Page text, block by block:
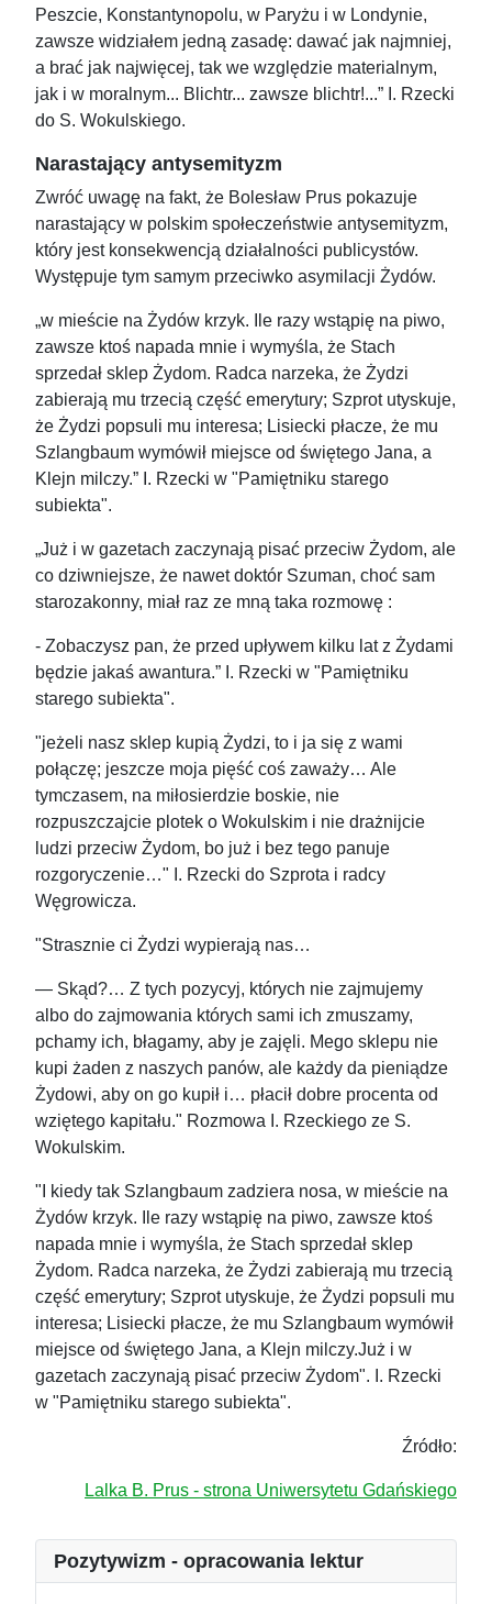
Peszcie, Konstantynopolu, w Paryżu i w Londynie,
zawsze widziałem jedną zasadę: dawać jak najmniej,
a brać jak najwięcej, tak we względzie materialnym,
jak i w moralnym... Blichtr... zawsze blichtr!...” I. Rzecki
do S. Wokulskiego.
Narastający antysemityzm
Zwróć uwagę na fakt, że Bolesław Prus pokazuje
narastający w polskim społeczeństwie antysemityzm,
który jest konsekwencją działalności publicystów.
Występuje tym samym przeciwko asymilacji Żydów.
„w mieście na Żydów krzyk. Ile razy wstąpię na piwo,
zawsze ktoś napada mnie i wymyśla, że Stach
sprzedał sklep Żydom. Radca narzeka, że Żydzi
zabierają mu trzecią część emerytury; Szprot utyskuje,
że Żydzi popsuli mu interesa; Lisiecki płacze, że mu
Szlangbaum wymówił miejsce od świętego Jana, a
Klejn milczy.” I. Rzecki w "Pamiętniku starego
subiekta".
„Już i w gazetach zaczynają pisać przeciw Żydom, ale
co dziwniejsze, że nawet doktór Szuman, choć sam
starozakonny, miał raz ze mną taka rozmowę :
- Zobaczysz pan, że przed upływem kilku lat z Żydami
będzie jakaś awantura.” I. Rzecki w "Pamiętniku
starego subiekta".
"jeżeli nasz sklep kupią Żydzi, to i ja się z wami
połączę; jeszcze moja pięść coś zaważy… Ale
tymczasem, na miłosierdzie boskie, nie
rozpuszczajcie plotek o Wokulskim i nie drażnijcie
ludzi przeciw Żydom, bo już i bez tego panuje
rozgoryczenie…" I. Rzecki do Szprota i radcy
Węgrowicza.
"Strasznie ci Żydzi wypierają nas…
— Skąd?… Z tych pozycyj, których nie zajmujemy
albo do zajmowania których sami ich zmuszamy,
pchamy ich, błagamy, aby je zajęli. Mego sklepu nie
kupi żaden z naszych panów, ale każdy da pieniądze
Żydowi, aby on go kupił i… płacił dobre procenta od
wziętego kapitału." Rozmowa I. Rzeckiego ze S.
Wokulskim.
"I kiedy tak Szlangbaum zadziera nosa, w mieście na
Żydów krzyk. Ile razy wstąpię na piwo, zawsze ktoś
napada mnie i wymyśla, że Stach sprzedał sklep
Żydom. Radca narzeka, że Żydzi zabierają mu trzecią
część emerytury; Szprot utyskuje, że Żydzi popsuli mu
interesa; Lisiecki płacze, że mu Szlangbaum wymówił
miejsce od świętego Jana, a Klejn milczy.Już i w
gazetach zaczynają pisać przeciw Żydom". I. Rzecki
w "Pamiętniku starego subiekta".
Źródło:
Lalka B. Prus - strona Uniwersytetu Gdańskiego
Pozytywizm - opracowania lektur